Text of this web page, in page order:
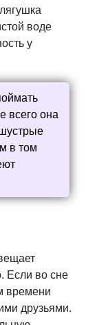
воде
у
всего она
в том
Если во сне
времени
друзьями.